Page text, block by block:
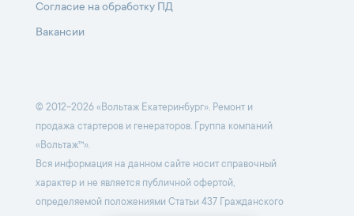
Согласие на обработку ПД
Вакансии
© 2012-2026 «Вольтаж Екатеринбург». Ремонт и
продажа стартеров и генераторов. Группа компаний
«Вольтаж™».
Вся информация на данном сайте носит справочный
характер и не является публичной офертой,
определяемой положениями Статьи 437 Гражданского